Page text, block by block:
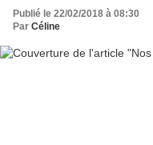
Publié le 22/02/2018 à 08:30
Par Céline